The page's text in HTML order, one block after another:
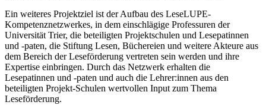
Ein weiteres Projektziel ist der Aufbau des LeseLUPE-
Kompetenznetzwerkes, in dem einschlägige Professuren der
Universität Trier, die beteiligten Projektschulen und Lesepatinnen
und -paten, die Stiftung Lesen, Büchereien und weitere Akteure aus
dem Bereich der Leseförderung vertreten sein werden und ihre
Expertise einbringen. Durch das Netzwerk erhalten die
Lesepatinnen und -paten und auch die Lehrer:innen aus den
beteiligten Projekt-Schulen wertvollen Input zum Thema
Leseförderung.